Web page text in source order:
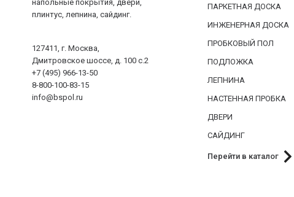
напольные покрытия, двери,
плинтус, лепнина, сайдинг.
127411, г. Москва,
Дмитровское шоссе, д. 100 с.2
+7 (495) 966-13-50
8-800-100-83-15
info@bspol.ru
ПАРКЕТНАЯ ДОСКА
ИНЖЕНЕРНАЯ ДОСКА
ПРОБКОВЫЙ ПОЛ
ПОДЛОЖКА
ЛЕПНИНА
НАСТЕННАЯ ПРОБКА
ДВЕРИ
САЙДИНГ
Перейти в каталог